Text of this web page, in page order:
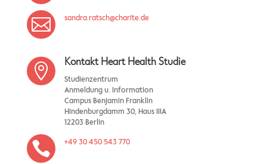
 sandra.ratsch@charite.de
 Kontakt Heart Health Studie
Studienzentrum
Anmeldung u. Information
Campus Benjamin Franklin
Hindenburgdamm 30, Haus IIIA
12203 Berlin
 +49 30 450 543 770